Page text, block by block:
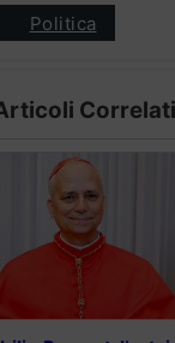
Politica
Correlati